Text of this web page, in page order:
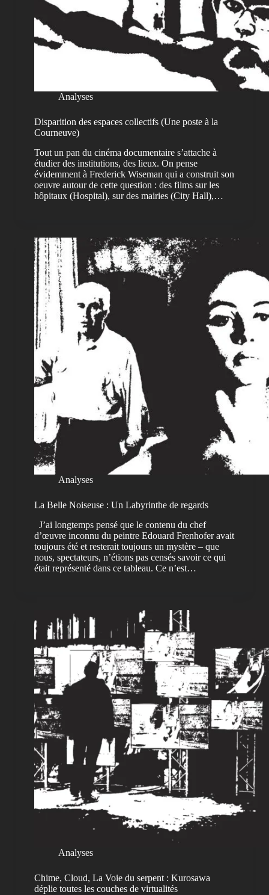
Analyses
Disparition des espaces collectifs (Une poste à la
Courneuve)
Tout un pan du cinéma documentaire s’attache à
étudier des institutions, des lieux. On pense
évidemment à Frederick Wiseman qui a construit son
oeuvre autour de cette question : des films sur les
hôpitaux (Hospital), sur des mairies (City Hall),…
Analyses
La Belle Noiseuse : Un Labyrinthe de regards
J’ai longtemps pensé que le contenu du chef
d’œuvre inconnu du peintre Edouard Frenhofer avait
toujours été et resterait toujours un mystère – que
nous, spectateurs, n’étions pas censés savoir ce qui
était représenté dans ce tableau. Ce n’est…
Analyses
Chime, Cloud, La Voie du serpent : Kurosawa
déplie toutes les couches de virtualités